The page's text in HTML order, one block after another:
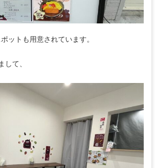
ットも用意されています。
して、